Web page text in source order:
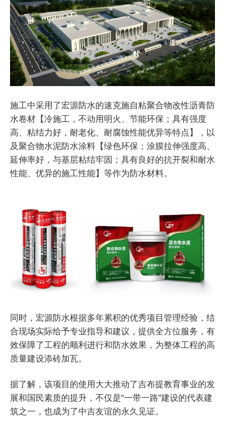
施工中采用了宏源防水的速克施自粘聚合物改性沥青防
水卷材【冷施工，不动用明火、节能环保；具有强度
高、粘结力好，耐老化、耐腐蚀性能优异等特点】，以
及聚合物水泥防水涂料【绿色环保；涂膜拉伸强度高、
延伸率好，与基层粘结牢固；具有良好的抗开裂和耐水
性能、优异的施工性能】等作为防水材料。
同时，宏源防水根据多年累积的优秀项目管理经验，结
合现场实际给予专业指导和建议，提供全方位服务，有
效保障了工程的顺利进行和防水效果，为整体工程的高
质量建设添砖加瓦。
据了解，该项目的使用大大推动了吉布提教育事业的发
展和国民素质的提升，不仅是“一带一路”建设的代表建
筑之一，也成为了中吉友谊的永久见证。